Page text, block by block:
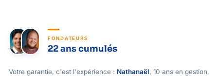
FONDATEURS
22 ans cumulés
Votre garantie, c'est l'expérience : Nathanaël, 10 ans en gestion,